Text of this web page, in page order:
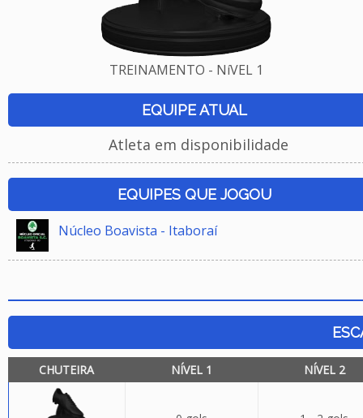
TREINAMENTO - NíVEL 1
EQUIPE ATUAL
Atleta em disponibilidade
EQUIPES QUE JOGOU
Núcleo Boavista - Itaboraí
CHUTEIRA NÍVEL 1 NÍVEL 2